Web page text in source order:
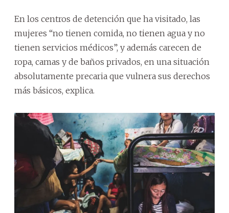
En los centros de detención que ha visitado, las
mujeres “no tienen comida, no tienen agua y no
tienen servicios médicos”, y además carecen de
ropa, camas y de baños privados, en una situación
absolutamente precaria que vulnera sus derechos
más básicos, explica.